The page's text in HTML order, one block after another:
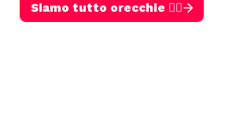
Siamo tutto orecchie 👂🏻